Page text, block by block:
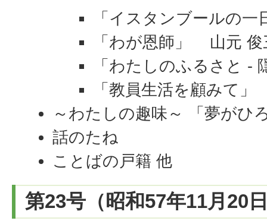
「イスタンブールの
「わが恩師」 山元 俊
「わたしのふるさと
「教員生活を顧みて
～わたしの趣味～ 「夢が
話のたね
ことばの戸籍 他
第23号（昭和57年11月20